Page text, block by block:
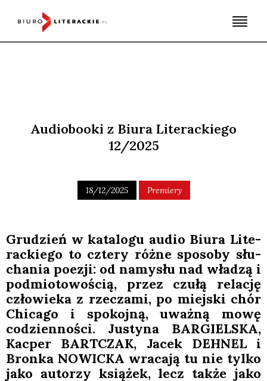
Audiobooki z Biura Literackiego
12/2025
18/12/2025 Premiery
Gru­dzień w kata­lo­gu audio Biu­ra Lite­
rac­kie­go to czte­ry róż­ne spo­so­by słu­
cha­nia poezji: od namy­słu nad wła­dzą i
pod­mio­to­wo­ścią, przez czu­łą rela­cję
czło­wie­ka z rze­cza­mi, po miej­ski chór
Chi­ca­go i spo­koj­ną, uważ­ną mowę
codzien­no­ści. Justy­na BARGIELSKA,
Kac­per BARTCZAK, Jacek DEHNEL i
Bron­ka NOWICKA wra­ca­ją tu nie tyl­ko
jako auto­rzy ksią­żek, lecz tak­że jako